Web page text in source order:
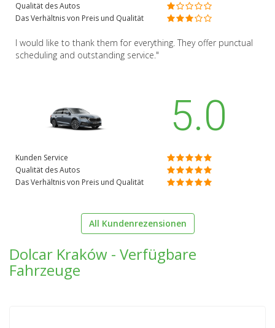
Qualität des Autos
Das Verhältnis von Preis und Qualität
I would like to thank them for everything. They offer punctual
scheduling and outstanding service."
5.0
Kunden Service
Qualität des Autos
Das Verhältnis von Preis und Qualität
All Kundenrezensionen
Dolcar Kraków - Verfügbare
Fahrzeuge